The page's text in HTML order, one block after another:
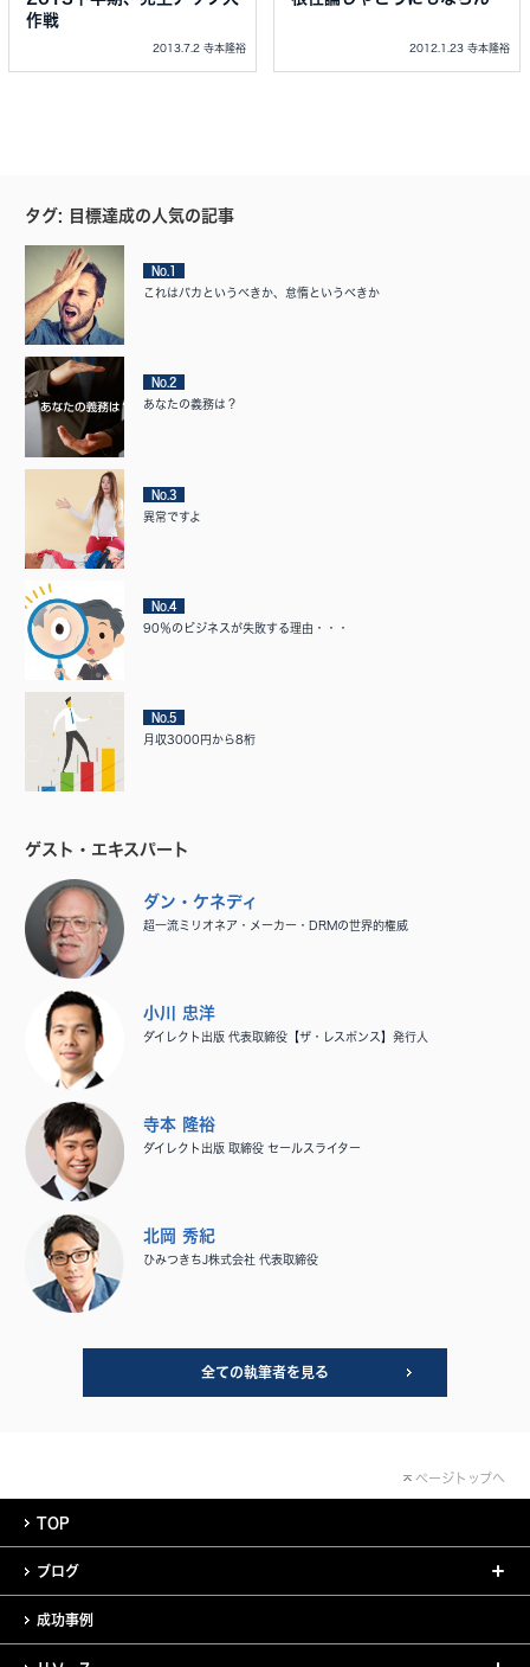
作戦
2013.7.2 寺本隆裕 2012.1.23 寺本隆裕
タグ: 目標達成の人気の記事
No.1
これはバカというべきか、怠惰というべきか
No.2
あなたの義務は？
No.3
異常ですよ
No.4
90％のビジネスが失敗する理由・・・
No.5
月収3000円から8桁
ゲスト・エキスパート
ダン・ケネディ
超一流ミリオネア・メーカー・DRMの世界的権威
小川 忠洋
ダイレクト出版 代表取締役【ザ・レスポンス】発行人
寺本 隆裕
ダイレクト出版 取締役 セールスライター
北岡 秀紀
ひみつきちJ株式会社 代表取締役
全ての執筆者を見る
ページトップへ
TOP
ブログ
成功事例